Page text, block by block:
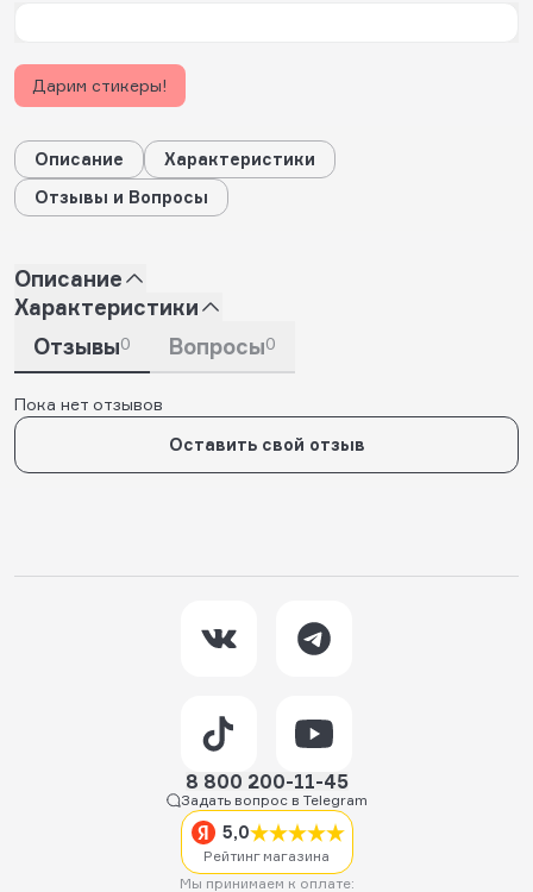
Дарим стикеры!
Описание
Характеристики
Отзывы и Вопросы
Описание
Характеристики
Отзывы0 Вопросы0
Пока нет отзывов
Оставить свой отзыв
8 800 200-11-45
Задать вопрос в Telegram
5,0
Рейтинг магазина
Мы принимаем к оплате: